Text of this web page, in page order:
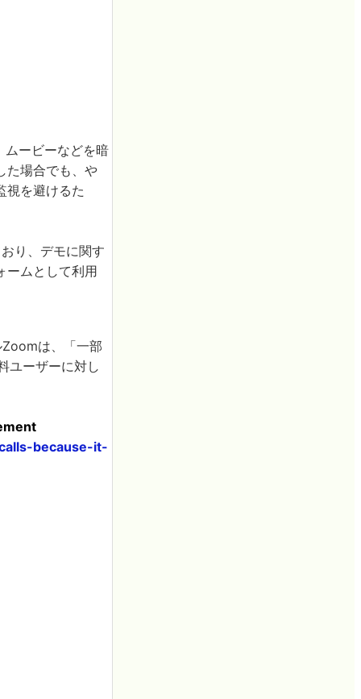
ムービーなどを暗
た場合でも、や
視を避けるた
り、デモに関す
ームとして利用
は、「一部
ユーザーに対し
because-it-